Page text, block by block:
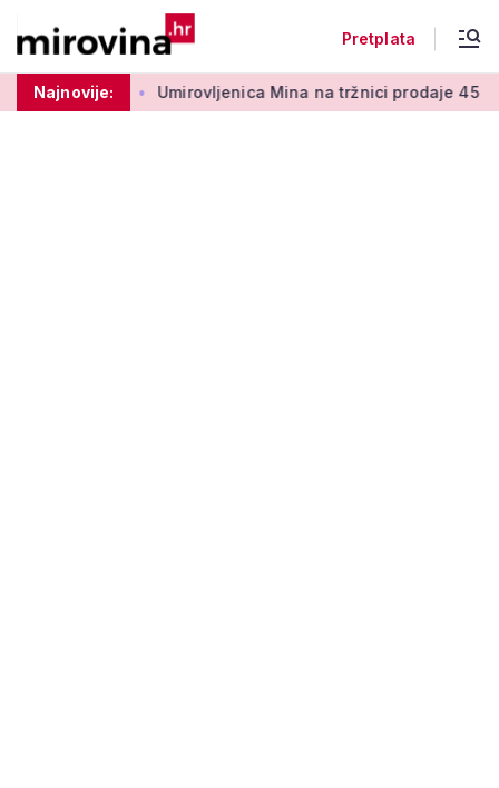
Pretplata
Najnovije:
50 centi Umirovljenica Mina na tržnici prodaje 45